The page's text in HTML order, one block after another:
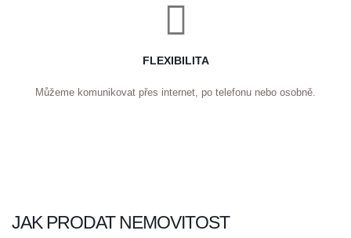
FLEXIBILITA
Můžeme komunikovat přes internet, po telefonu nebo osobně.
JAK PRODAT NEMOVITOST